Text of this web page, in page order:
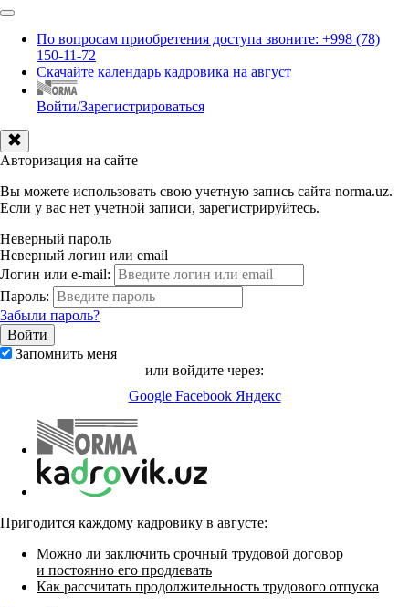
По вопросам приобретения доступа звоните: +998 (78)
150-11-72
Скачайте календарь кадровика на август
Войти/Зарегистрироваться
Авторизация на сайте
Вы можете использовать свою учетную запись сайта norma.uz.
Если у вас нет учетной записи, зарегистрируйтесь.
Неверный пароль
Неверный логин или email
Логин или e-mail:
Пароль:
Забыли пароль?
Запомнить меня
или войдите через:
Google Facebook Яндекс
Пригодится каждому кадровику в августе:
Можно ли заключить срочный трудовой договор
и постоянно его продлевать
Как рассчитать продолжительность трудового отпуска